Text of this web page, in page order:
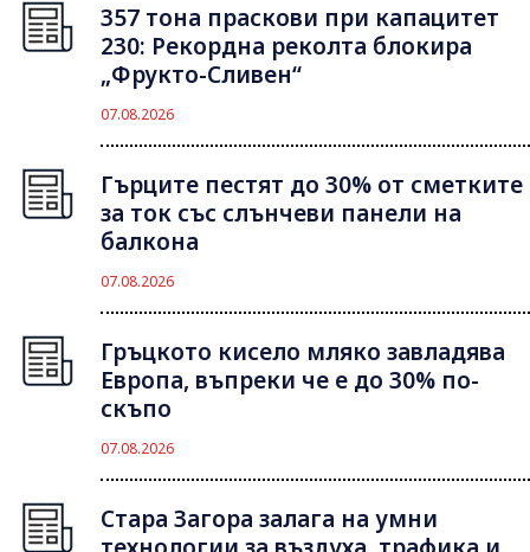
357 тона праскови при капацитет
230: Рекордна реколта блокира
„Фрукто-Сливен“
07.08.2026
Гърците пестят до 30% от сметките
за ток със слънчеви панели на
балкона
07.08.2026
Гръцкото кисело мляко завладява
Европа, въпреки че е до 30% по-
скъпо
07.08.2026
Стара Загора залага на умни